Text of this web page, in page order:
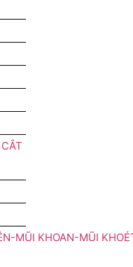
MŨI KHOAN-MŨI